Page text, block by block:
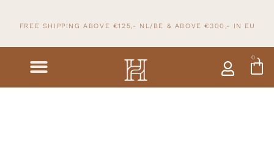
FREE SHIPPING ABOVE €125,- NL/BE & ABOVE €300,- IN EU
0